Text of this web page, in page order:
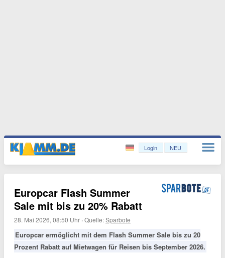
Login NEU
Europcar Flash Summer
Sale mit bis zu 20% Rabatt
28. Mai 2026, 08:50 Uhr ·Quelle:Sparbote
Europcar ermöglicht mit dem Flash Summer Sale bis zu 20
Prozent Rabatt auf Mietwagen für Reisen bis September 2026.